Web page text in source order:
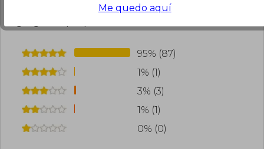
¿Leíste este libro? Inicia sesiónpara poder
95% (87)
1% (1)
3% (3)
1% (1)
0% (0)
Me quedo aquí